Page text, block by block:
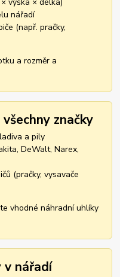
nářadí
(např. pračky,
a rozměr a
značky
a pily
DeWalt, Narex,
(pračky, vysavače
vhodné náhradní uhlíky
nářadí